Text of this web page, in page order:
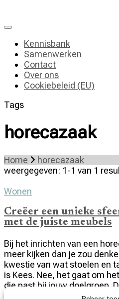
Kennisbank
Samenwerken
Contact
Over ons
Cookiebeleid (EU)
Tags
horecazaak
Home
horecazaak
weergegeven: 1-1 van 1
Wonen
Creëer een unieke
met de juiste meubels
Bij het inrichten van een
meer kijken dan je zou
kwestie van wat stoelen en
is Kees. Nee, het gaat om
die past bij jouw doelgroep.
inrichting van een hippe